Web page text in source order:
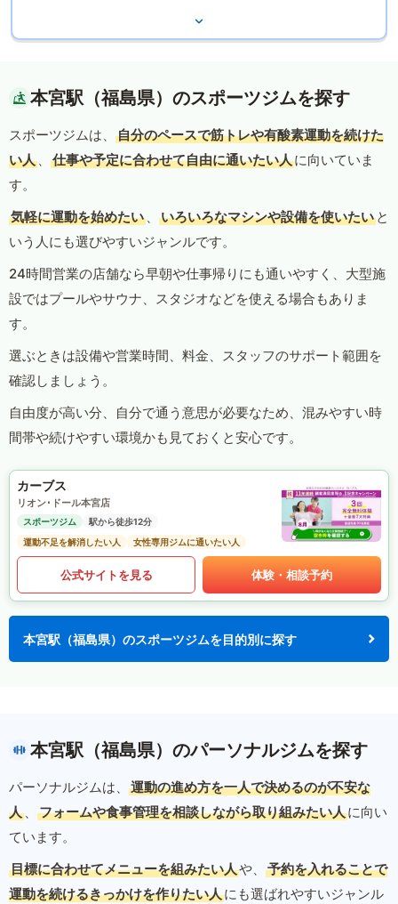
本宮駅（福島県）のスポーツジムを探す
スポーツジムは、
自分のペースで筋トレや有酸素運動を続けた
い人 、 仕事や予定に合わせて自由に通いたい人に向いていま
す。
気軽に運動を始めたい 、 いろいろなマシンや設備を使いたい と
いう人にも選びやすいジャンルです。
24時間営業の店舗なら早朝や仕事帰りにも通いやすく、大型施
設ではプールやサウナ、スタジオなどを使える場合もありま
す。
選ぶときは設備や営業時間、料金、スタッフのサポート範囲を
確認しましょう。
自由度が高い分、自分で通う意思が必要なため、混みやすい時
間帯や続けやすい環境かも見ておくと安心です。
カーブス
リオン･ドール本宮店
スポーツジム
駅から徒歩12分
運動不足を解消したい人
女性専用ジムに通いたい人
公式サイトを見る 体験・相談予約
本宮駅（福島県）のスポーツジムを目的別に探す
本宮駅（福島県）のパーソナルジムを探す
パーソナルジムは、
運動の進め方を一人で決めるのが不安な
人 、 フォームや食事管理を相談しながら取り組みたい人に向い
ています。
目標に合わせてメニューを組みたい人や、
予約を入れることで
運動を続けるきっかけを作りたい人にも選ばれやすいジャンル